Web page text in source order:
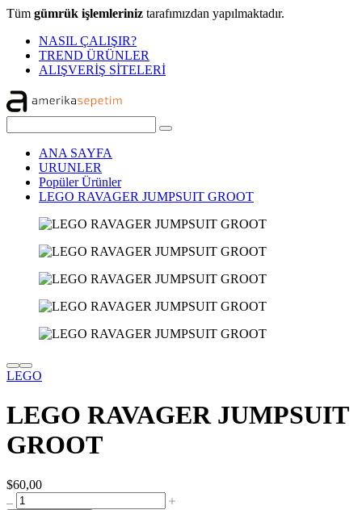
Tüm gümrük işlemleriniz tarafımızdan yapılmaktadır.
NASIL ÇALIŞIR?
TREND ÜRÜNLER
ALIŞVERİŞ SİTELERİ
ANA SAYFA
URUNLER
Popüler Ürünler
LEGO RAVAGER JUMPSUIT GROOT
LEGO
LEGO RAVAGER JUMPSUIT
GROOT
$60,00